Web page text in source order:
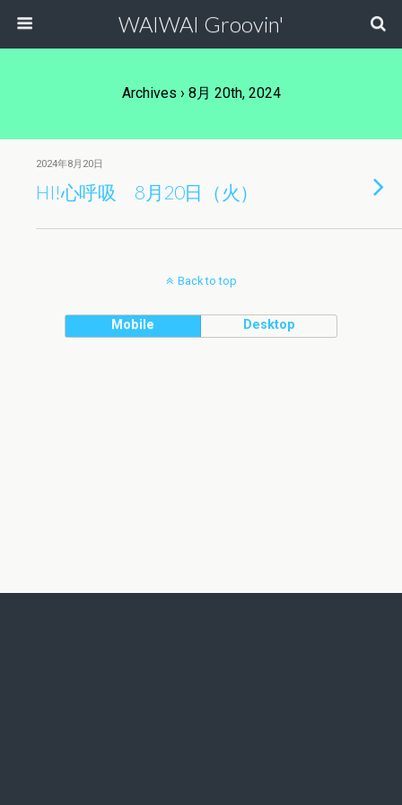
WAIWAI Groovin'
Archives › 8月 20th, 2024
2024年8月20日
HI!心呼吸 8月20日（火）
Back to top
Mobile Desktop